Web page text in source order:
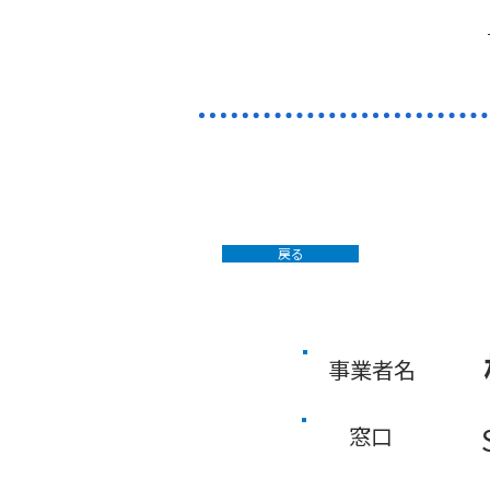
戻る
事業者名
窓口